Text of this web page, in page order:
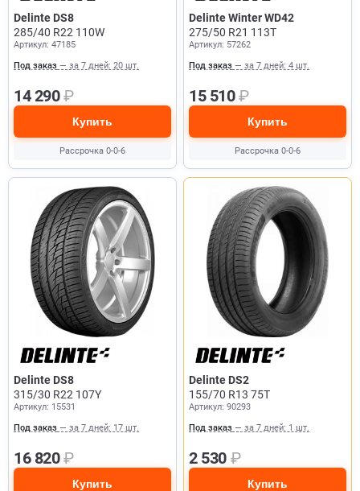
Delinte DS8
285/40 R22 110W
Артикул: 47185
Под заказ — за 7 дней: 20 шт.
14 290₽
Купить
Рассрочка 0-0-6
Delinte Winter WD42
275/50 R21 113T
Артикул: 57262
Под заказ — за 7 дней: 4 шт.
15 510₽
Купить
Рассрочка 0-0-6
Delinte DS8
315/30 R22 107Y
Артикул: 15531
Под заказ — за 7 дней: 17 шт.
16 820₽
Купить
Delinte DS2
155/70 R13 75T
Артикул: 90293
Под заказ — за 7 дней: 1 шт.
2 530 ₽
Купить